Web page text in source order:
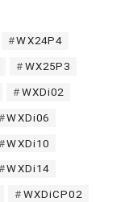
WX24P4
WX25P3
WXDi02
WXDi06
WXDi10
WXDi14
WXDiCP02